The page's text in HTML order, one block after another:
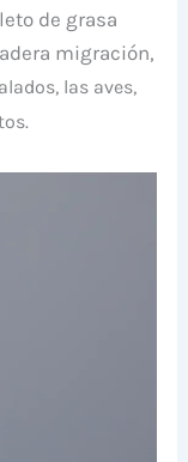
de grasa
migración,
las aves,